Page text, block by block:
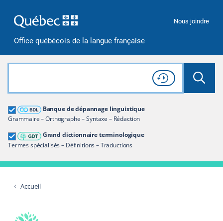
Office québécois de la langue française
Nous joindre
Rechercher dans tout le site
Lancer
Consulter l'
Historique
de recherche
Banque de dépannage linguistique
Grammaire – Orthographe – Syntaxe – Rédaction
Grand dictionnaire terminologique
Termes spécialisés – Définitions – Traductions
Grand dictionnaire terminologique
Restreindre aux termes
Accueil